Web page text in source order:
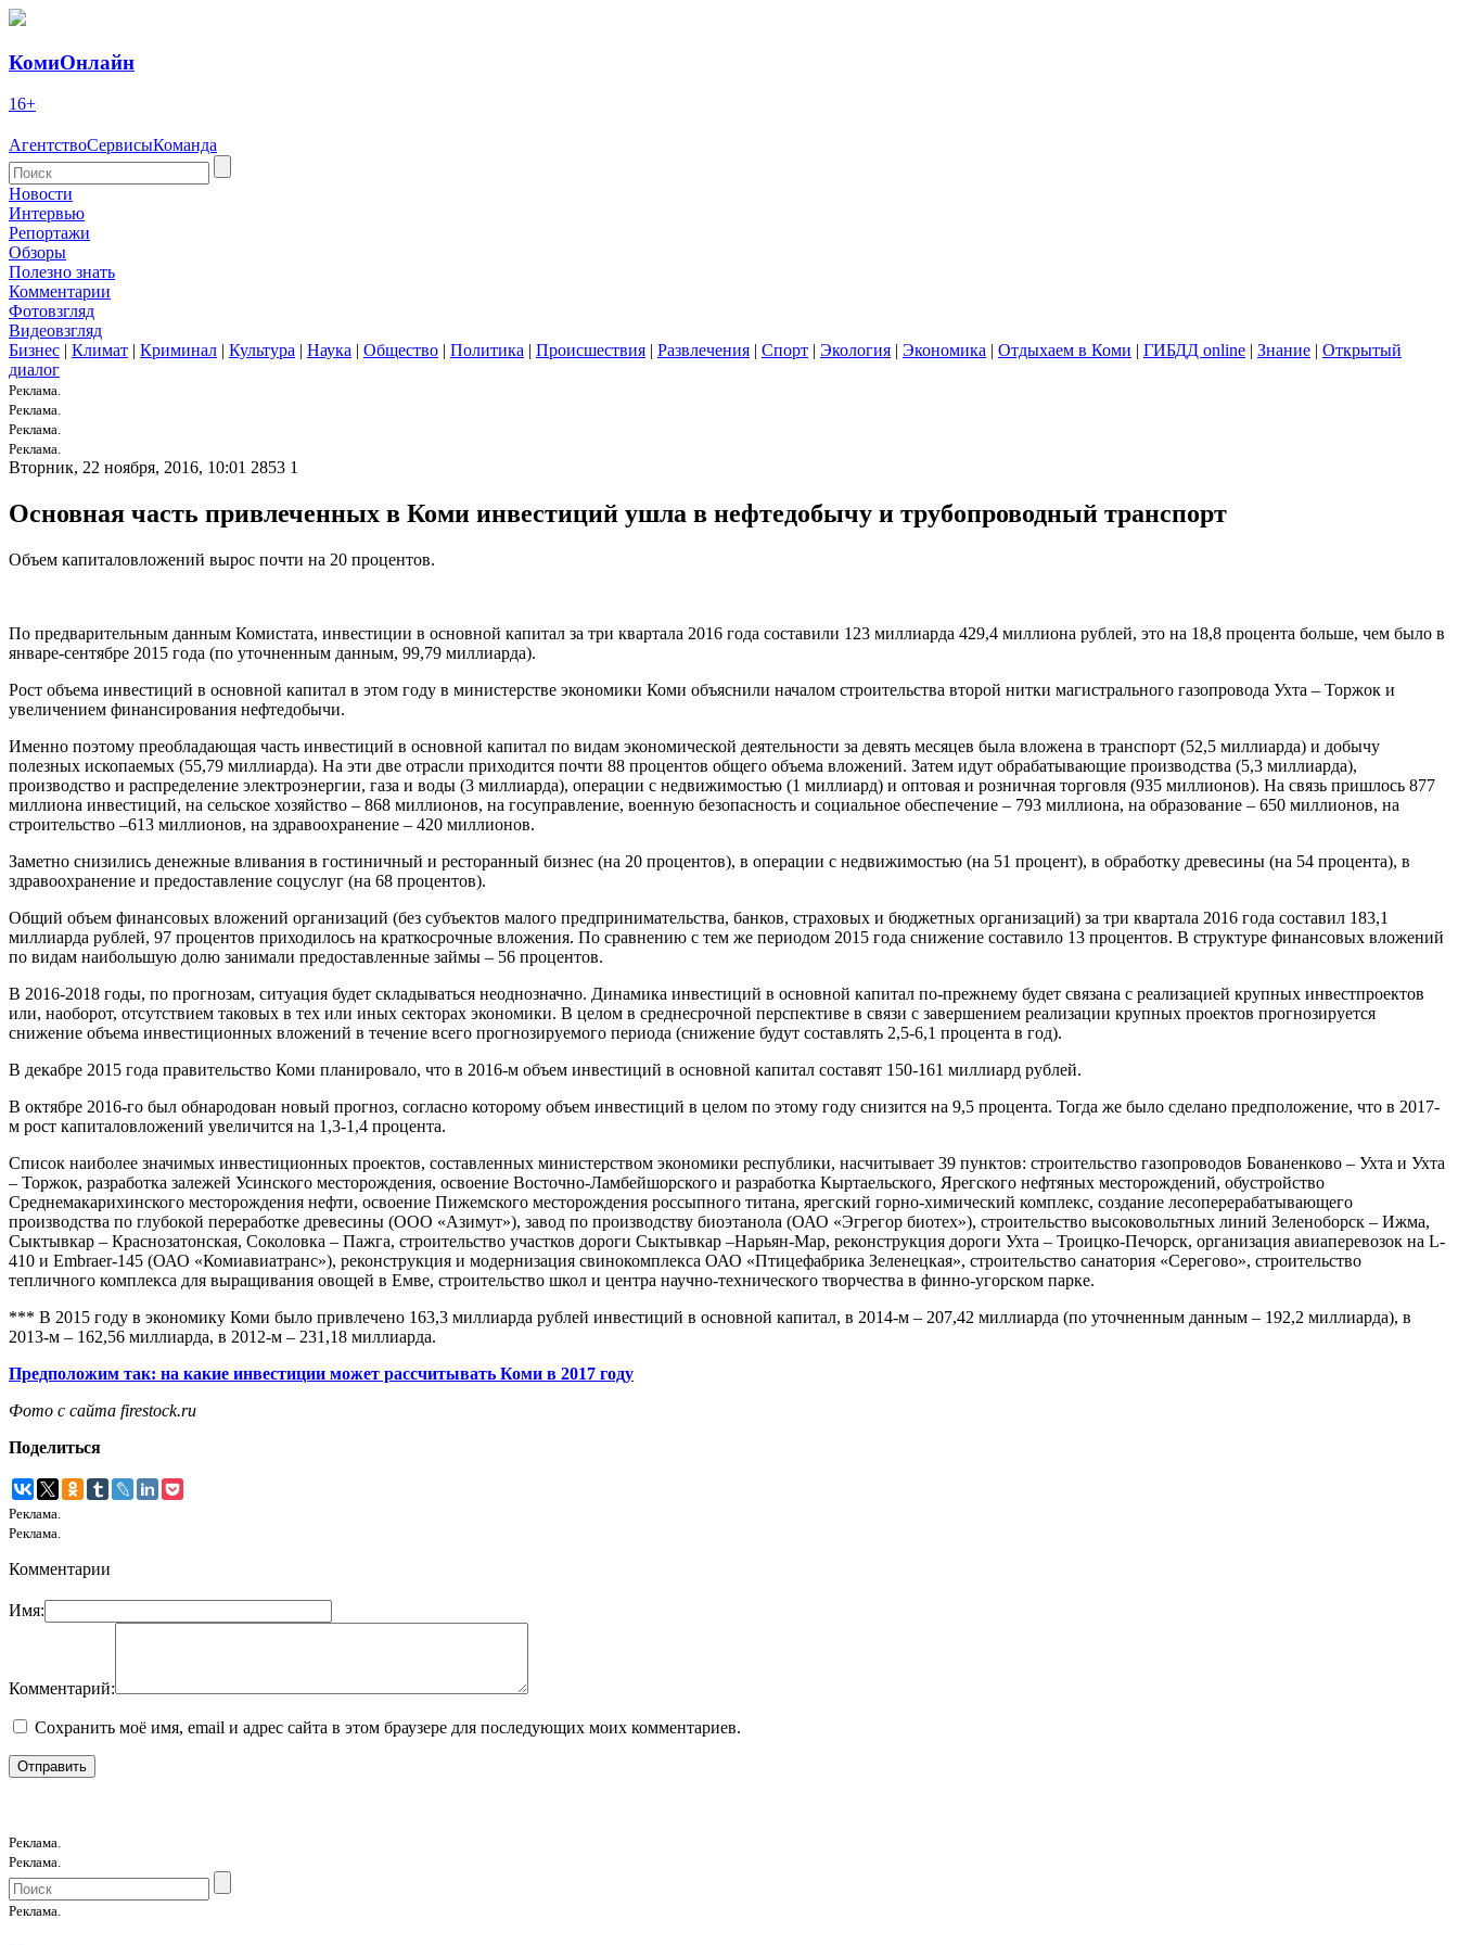
КомиОнлайн
16+
АгентствоСервисыКоманда
Новости
Интервью
Репортажи
Обзоры
Полезно знать
Комментарии
Фотовзгляд
Видеовзгляд
Бизнес | Климат | Криминал | Культура | Наука | Общество | Политика | Происшествия | Развлечения | Спорт | Экология | Экономика | Отдыхаем в Коми | ГИБДД online | Знание | Открытый
диалог
Реклама.
Реклама.
Реклама.
Реклама.
Вторник, 22 ноября, 2016, 10:01 2853 1
Основная часть привлеченных в Коми инвестиций ушла в нефтедобычу и трубопроводный транспорт
Объем капиталовложений вырос почти на 20 процентов.
По предварительным данным Комистата, инвестиции в основной капитал за три квартала 2016 года составили 123 миллиарда 429,4 миллиона рублей, это на 18,8 процента больше, чем было в
январе-сентябре 2015 года (по уточненным данным, 99,79 миллиарда).
Рост объема инвестиций в основной капитал в этом году в министерстве экономики Коми объяснили началом строительства второй нитки магистрального газопровода Ухта – Торжок и
увеличением финансирования нефтедобычи.
Именно поэтому преобладающая часть инвестиций в основной капитал по видам экономической деятельности за девять месяцев была вложена в транспорт (52,5 миллиарда) и добычу
полезных ископаемых (55,79 миллиарда). На эти две отрасли приходится почти 88 процентов общего объема вложений. Затем идут обрабатывающие производства (5,3 миллиарда),
производство и распределение электроэнергии, газа и воды (3 миллиарда), операции с недвижимостью (1 миллиард) и оптовая и розничная торговля (935 миллионов). На связь пришлось 877
миллиона инвестиций, на сельское хозяйство – 868 миллионов, на госуправление, военную безопасность и социальное обеспечение – 793 миллиона, на образование – 650 миллионов, на
строительство –613 миллионов, на здравоохранение – 420 миллионов.
Заметно снизились денежные вливания в гостиничный и ресторанный бизнес (на 20 процентов), в операции с недвижимостью (на 51 процент), в обработку древесины (на 54 процента), в
здравоохранение и предоставление соцуслуг (на 68 процентов).
Общий объем финансовых вложений организаций (без субъектов малого предпринимательства, банков, страховых и бюджетных организаций) за три квартала 2016 года составил 183,1
миллиарда рублей, 97 процентов приходилось на краткосрочные вложения. По сравнению с тем же периодом 2015 года снижение составило 13 процентов. В структуре финансовых вложений
по видам наибольшую долю занимали предоставленные займы – 56 процентов.
В 2016-2018 годы, по прогнозам, ситуация будет складываться неоднозначно. Динамика инвестиций в основной капитал по-прежнему будет связана с реализацией крупных инвестпроектов
или, наоборот, отсутствием таковых в тех или иных секторах экономики. В целом в среднесрочной перспективе в связи с завершением реализации крупных проектов прогнозируется
снижение объема инвестиционных вложений в течение всего прогнозируемого периода (снижение будут составлять 2,5-6,1 процента в год).
В декабре 2015 года правительство Коми планировало, что в 2016-м объем инвестиций в основной капитал составят 150-161 миллиард рублей.
В октябре 2016-го был обнародован новый прогноз, согласно которому объем инвестиций в целом по этому году снизится на 9,5 процента. Тогда же было сделано предположение, что в 2017-
м рост капиталовложений увеличится на 1,3-1,4 процента.
Список наиболее значимых инвестиционных проектов, составленных министерством экономики республики, насчитывает 39 пунктов: строительство газопроводов Бованенково – Ухта и Ухта
– Торжок, разработка залежей Усинского месторождения, освоение Восточно-Ламбейшорского и разработка Кыртаельского, Ярегского нефтяных месторождений, обустройство
Среднемакарихинского месторождения нефти, освоение Пижемского месторождения россыпного титана, ярегский горно-химический комплекс, создание лесоперерабатывающего
производства по глубокой переработке древесины (ООО «Азимут»), завод по производству биоэтанола (ОАО «Эгрегор биотех»), строительство высоковольтных линий Зеленоборск – Ижма,
Сыктывкар – Краснозатонская, Соколовка – Пажга, строительство участков дороги Сыктывкар –Нарьян-Мар, реконструкция дороги Ухта – Троицко-Печорск, организация авиаперевозок на L-
410 и Embraer-145 (ОАО «Комиавиатранс»), реконструкция и модернизация свинокомплекса ОАО «Птицефабрика Зеленецкая», строительство санатория «Серегово», строительство
тепличного комплекса для выращивания овощей в Емве, строительство школ и центра научно-технического творчества в финно-угорском парке.
*** В 2015 году в экономику Коми было привлечено 163,3 миллиарда рублей инвестиций в основной капитал, в 2014-м – 207,42 миллиарда (по уточненным данным – 192,2 миллиарда), в
2013-м – 162,56 миллиарда, в 2012-м – 231,18 миллиарда.
Предположим так: на какие инвестиции может рассчитывать Коми в 2017 году
Фото с сайта firestock.ru
Поделиться
Реклама.
Реклама.
Комментарии
Имя:
Комментарий:
Сохранить моё имя, email и адрес сайта в этом браузере для последующих моих комментариев.
Реклама.
Реклама.
Реклама.